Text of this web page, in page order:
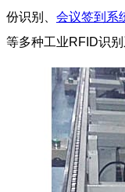
份识别、 会议签到系
等多种工业RFID识别